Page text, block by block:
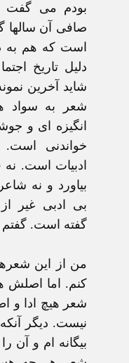
بودم می گفت
صافی آن سالها
است که هم به
دليل تاريخ
شايد آخرين
شعر به سواد
انگيزه ای و
خواندنی است.
ادبيات است.
بياورد و نه
بی ادبی غير
گفته است. گفتم
من از اين
کنم. اما اصلش
شعر هيچ ادا و
نيست. ديگر
بيگانه ام و آن